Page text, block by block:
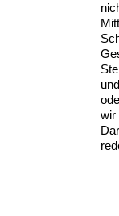
wir